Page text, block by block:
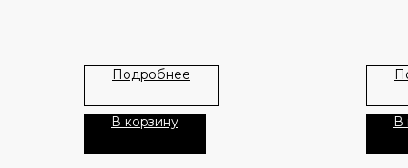
Подробнее
В корзину В